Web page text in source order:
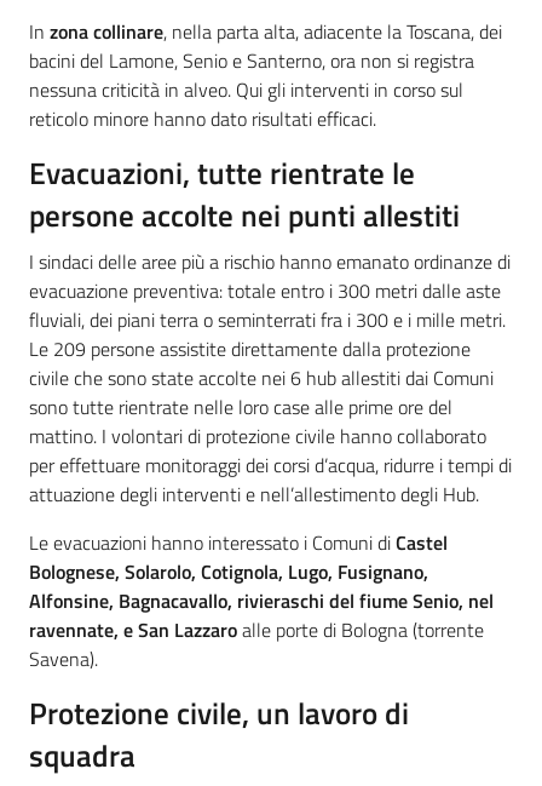
In zona collinare, nella parta alta, adiacente la Toscana, dei
bacini del Lamone, Senio e Santerno, ora non si registra
nessuna criticità in alveo. Qui gli interventi in corso sul
reticolo minore hanno dato risultati efficaci.
Evacuazioni, tutte rientrate le
persone accolte nei punti allestiti
I sindaci delle aree più a rischio hanno emanato ordinanze di
evacuazione preventiva: totale entro i 300 metri dalle aste
fluviali, dei piani terra o seminterrati fra i 300 e i mille metri.
Le 209 persone assistite direttamente dalla protezione
civile che sono state accolte nei 6 hub allestiti dai Comuni
sono tutte rientrate nelle loro case alle prime ore del
mattino. I volontari di protezione civile hanno collaborato
per effettuare monitoraggi dei corsi d’acqua, ridurre i tempi di
attuazione degli interventi e nell’allestimento degli Hub.
Le evacuazioni hanno interessato i Comuni diCastel
Bolognese, Solarolo, Cotignola, Lugo, Fusignano,
Alfonsine, Bagnacavallo, rivieraschi del fiume Senio, nel
ravennate, e San Lazzaroalle porte di Bologna (torrente
Savena).
Protezione civile, un lavoro di
squadra